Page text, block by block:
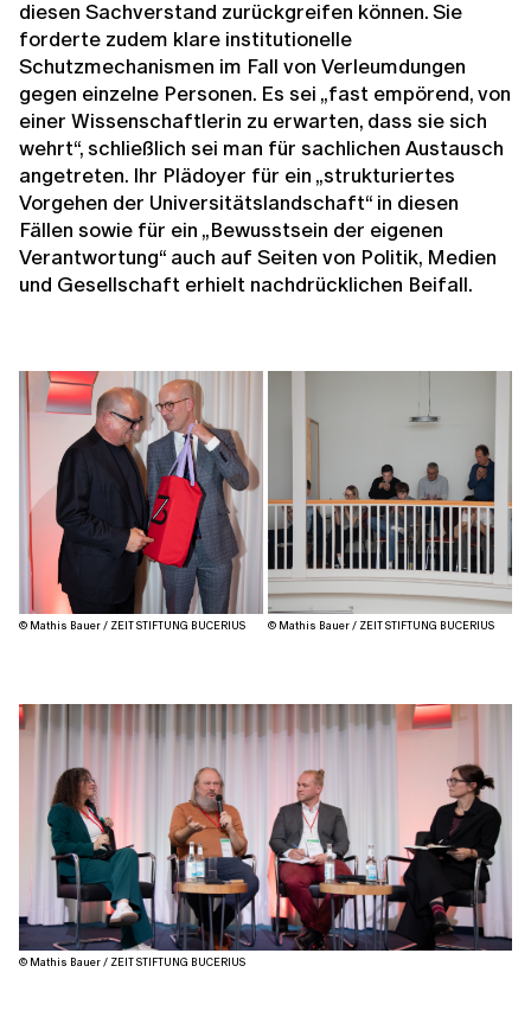
diesen Sachverstand zurückgreifen können. Sie
forderte zudem klare institutionelle
Schutzmechanismen im Fall von Verleumdungen
gegen einzelne Personen. Es sei „fast empörend, von
einer Wissenschaftlerin zu erwarten, dass sie sich
wehrt“, schließlich sei man für sachlichen Austausch
angetreten. Ihr Plädoyer für ein „strukturiertes
Vorgehen der Universitätslandschaft“ in diesen
Fällen sowie für ein „Bewusstsein der eigenen
Verantwortung“ auch auf Seiten von Politik, Medien
und Gesellschaft erhielt nachdrücklichen Beifall.
© Mathis Bauer / ZEIT STIFTUNG BUCERIUS © Mathis Bauer / ZEIT STIFTUNG BUCERIUS
© Mathis Bauer / ZEIT STIFTUNG BUCERIUS